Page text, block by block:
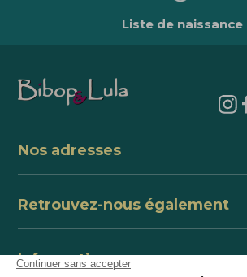
Liste de naissance
Nos adresses
Retrouvez-nous également
Informations